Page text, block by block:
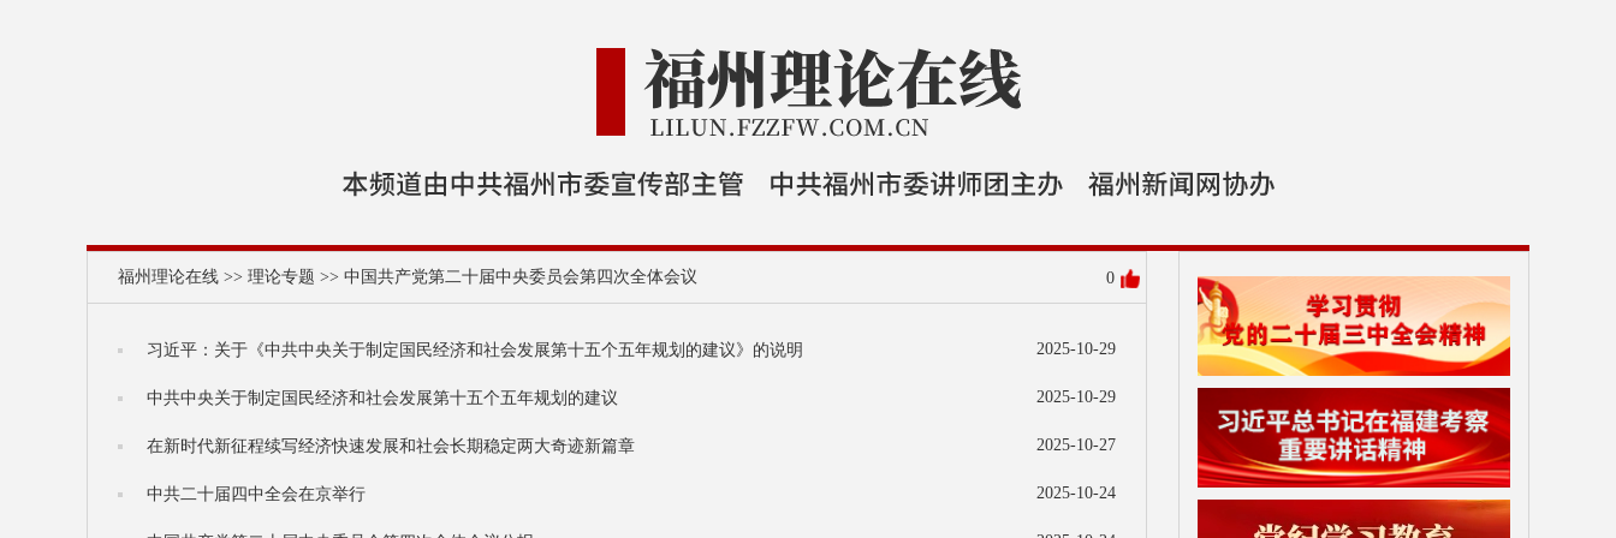
福州理论在线 >> 理论专题 >> 中国共产党第二十届中央委员会第四次全体会议 0
习近平：关于《中共中央关于制定国民经济和社会发展第十五个五年规划的建议》的说明 2025-10-29
中共中央关于制定国民经济和社会发展第十五个五年规划的建议 2025-10-29
在新时代新征程续写经济快速发展和社会长期稳定两大奇迹新篇章 2025-10-27
中共二十届四中全会在京举行 2025-10-24